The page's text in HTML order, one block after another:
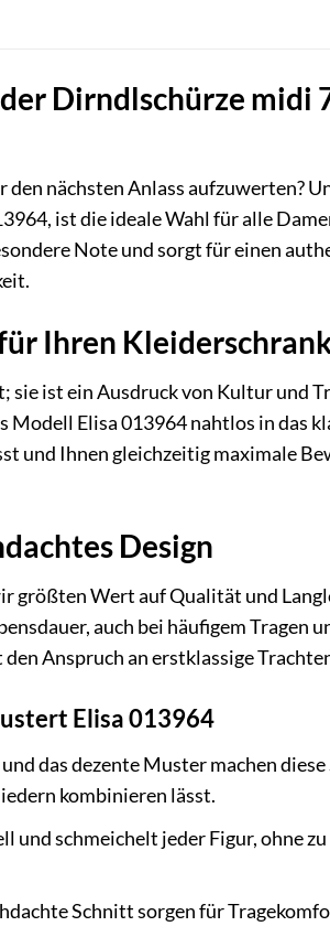
Dirndlschürze midi
den nächsten Anlass aufzuwerten?
ist die ideale Wahl für alle
Note und sorgt für einen
Ihren
sie ist ein Ausdruck von Kultur und
Elisa 013964 nahtlos in das
und Ihnen gleichzeitig maximale
Design
größten Wert auf Qualität und
auch bei häufigem Tragen
Anspruch an erstklassige
Elisa 013964
das dezente Muster machen
kombinieren lässt.
schmeichelt jeder Figur, ohne
Schnitt sorgen für